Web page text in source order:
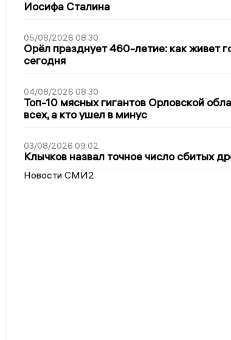
Иосифа Сталина
05/08/2026 08:30
Орёл празднует 460-летие: как живет
сегодня
04/08/2026 08:30
Топ-10 мясных гигантов Орловской
всех, а кто ушел в минус
03/08/2026 09:02
Клычков назвал точное число сбитых
Новости СМИ2